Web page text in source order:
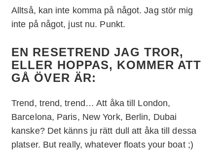
Alltså, kan inte komma på något. Jag stör mig
inte på något, just nu. Punkt.
EN RESETREND JAG TROR,
ELLER HOPPAS, KOMMER ATT
GÅ ÖVER ÄR:
Trend, trend, trend… Att åka till London,
Barcelona, Paris, New York, Berlin, Dubai
kanske? Det känns ju rätt dull att åka till dessa
platser. But really, whatever floats your boat ;)